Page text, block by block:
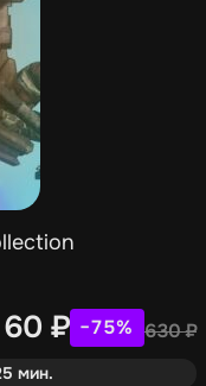
₽ −75% 630₽
мин.